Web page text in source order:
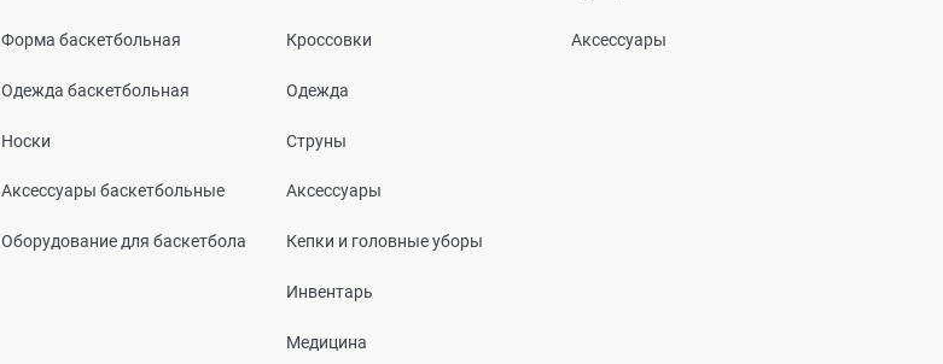
Форма баскетбольная
Одежда баскетбольная
Носки
Аксессуары баскетбольные
Оборудование для баскетбола
Кроссовки
Одежда
Струны
Аксессуары
Кепки и головные уборы
Инвентарь
Медицина
Аксессуары